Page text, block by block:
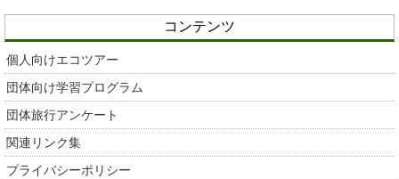
コンテンツ
個人向けエコツアー
団体向け学習プログラム
団体旅行アンケート
関連リンク集
プライバシーポリシー